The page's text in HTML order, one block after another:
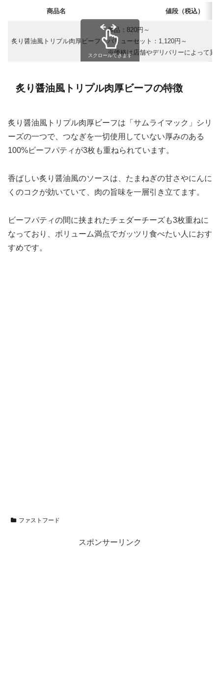
商品名 値段（税込）
炙り醤油風トリプル肉厚ビーフ
単品：820円～
バリューセット：1,120円～
※価格は店舗やデリバリーによって異
スクロールできます
炙り醤油風トリプル肉厚ビーフの特徴
炙り醤油風トリプル肉厚ビーフは「サムライマック」シリ
ーズの一つで、つなぎを一切使用していない厚みのある
100%ビーフパティが3枚も重ねられています。
香ばしい炙り醤油風のソースは、たまねぎの甘さやにんに
くのコクが効いていて、肉の旨味を一層引き立てます。
ビーフパティの間に挟まれたチェダーチーズも3枚重ねに
なっており、ボリューム満点でガッツリ食べたい人におす
すめです。
ファストフード
スポンサーリンク